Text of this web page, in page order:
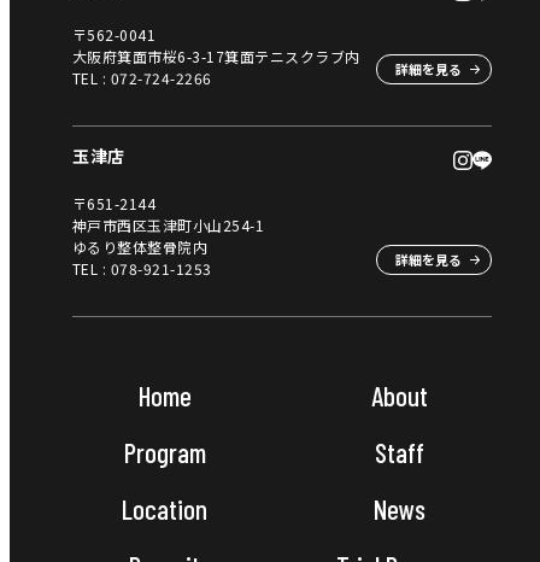
〒562-0041
大阪府箕面市桜6-3-17箕面テニスクラブ内
TEL : 072-724-2266 詳細を見る
玉津店
〒651-2144
神戸市西区玉津町小山254-1
ゆるり整体整骨院内
TEL : 078-921-1253 詳細を見る
Home
About
Program
Staff
Location
News